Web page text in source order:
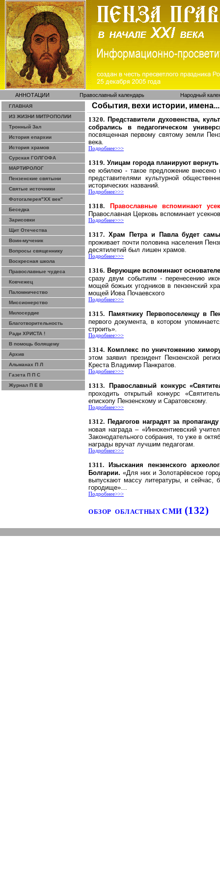
АННОТАЦИИ Православный календарь Народный
ГЛАВНАЯ
ИЗ ЖИЗНИ МИТРОПОЛИИ
Тронный Зал
История епархии
История храмов
Сурская ГОЛГОФА
МАРТИРОЛОГ
Пензенские святыни
Святые источники
Фотогалерея"ХХ век"
Беседка
Зарисовки
Щит Отечества
Воин-мученик
Вопросы священнику
Воскресная школа
Православные чудеса
Ковчежец
Паломничество
Миссионерство
Милосердие
Благотворительность
Ради ХРИСТА !
В помощь болящему
Архив
Альманах П Л
Газета П П С
Журнал П Е В
События, вехи истории, имена...
1320. Представители духовенства,
собрались в педагогическом
посвященная первому святому земли
века.
Подробнее>>>
1319. Улицам города планируют
ее юбилею - такое предложение внесено
представителями культурной
исторических названий.
Подробнее>>>
1318.
Православные вспоминают
Православная Церковь вспоминает
Подробнее>>>
1317.Храм Петра и Павла будет
проживает почти половина населения
десятилетий был лишен храмов.
Подробнее>>>
1316. Верующие вспоминают
сразу двум событиям - перенесению
мощей божьих угодников в пензенский
мощей Иова Почаевского
Подробнее>>>
1315.
Памятнику Первопоселенцу в
первого документа, в котором
строить».
Подробнее>>>
1314. Комплекс по уничтожению
этом заявил президент Пензенской
Креста Владимир Панкратов.
Подробнее>>>
1313.
Православный конкурс
проходить открытый конкурс
епископу Пензенскому и Саратовскому.
Подробнее>>>
1312. Педагогов наградят за
новая награда – «Иннокентиевский
Законодательного собрания, то уже в
награды вручат лучшим педагогам.
Подробнее>>>
1311.
Изыскания пензенского
Болгарии. «Для них иЗолотарёвское
выпускают массу литературы, и сейчас,
городище»…
Подробнее>>>
ОБЗОР ОБЛАСТНЫХСМИ (132)